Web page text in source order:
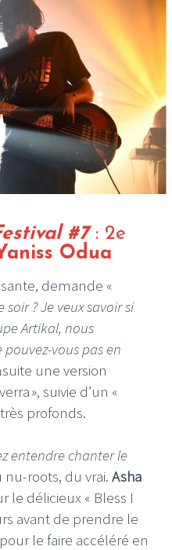
#7: 2e
Odua
demande «
? Je veux savoir si
Artikal, nous
vous pas en
une version
», suivie d’un «
profonds.
entendre chanter le
nu-roots, du vrai. Asha
le délicieux « Bless I
avant de prendre le
le faire accéléré en